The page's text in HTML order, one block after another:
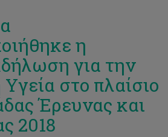
η
για την
στo πλαίσιo
Έρευνας και
2018